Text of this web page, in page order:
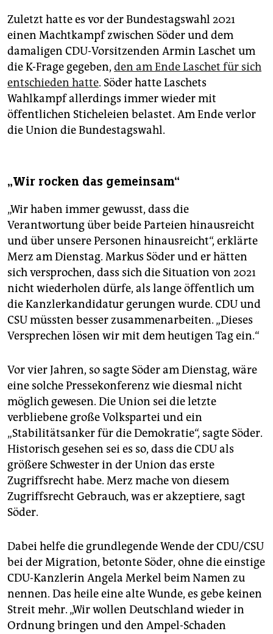
Zuletzt hatte es vor der Bundestagswahl 2021
einen Machtkampf zwischen Söder und dem
damaligen CDU-Vorsitzenden Armin Laschet um
die K-Frage gegeben, den am Ende Laschet für sich
entschieden hatte. Söder hatte Laschets
Wahlkampf allerdings immer wieder mit
öffentlichen Sticheleien belastet. Am Ende verlor
die Union die Bundestagswahl.
„Wir rocken das gemeinsam“
„Wir haben immer gewusst, dass die
Verantwortung über beide Parteien hinausreicht
und über unsere Personen hinausreicht“, erklärte
Merz am Dienstag. Markus Söder und er hätten
sich versprochen, dass sich die Situation von 2021
nicht wiederholen dürfe, als lange öffentlich um
die Kanzlerkandidatur gerungen wurde. CDU und
CSU müssten besser zusammenarbeiten. „Dieses
Versprechen lösen wir mit dem heutigen Tag ein.“
Vor vier Jahren, so sagte Söder am Dienstag, wäre
eine solche Pressekonferenz wie diesmal nicht
möglich gewesen. Die Union sei die letzte
verbliebene große Volkspartei und ein
„Stabilitätsanker für die Demokratie“, sagte Söder.
Historisch gesehen sei es so, dass die CDU als
größere Schwester in der Union das erste
Zugriffsrecht habe. Merz mache von diesem
Zugriffsrecht Gebrauch, was er akzeptiere, sagt
Söder.
Dabei helfe die grundlegende Wende der CDU/CSU
bei der Migration, betonte Söder, ohne die einstige
CDU-Kanzlerin Angela Merkel beim Namen zu
nennen. Das heile eine alte Wunde, es gebe keinen
Streit mehr. „Wir wollen Deutschland wieder in
Ordnung bringen und den Ampel-Schaden